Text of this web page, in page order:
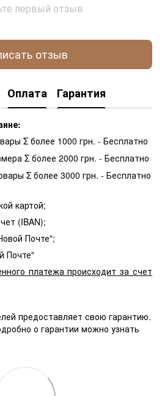
первый отзыв
отзыв
Оплата Гарантия
Σ более 1000 грн. - Бесплатно
Σ более 2000 грн. - Бесплатно
Σ более 3000 грн. - Бесплатно
картой;
(IBAN);
Почте";
Почте"
платежа происходит за счет
предоставляет свою гарантию.
о гарантии можно узнать